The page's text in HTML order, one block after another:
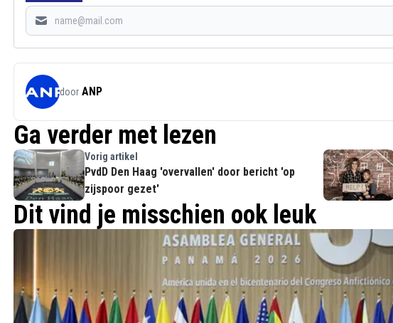
door ANP
Ga verder met lezen
Vorig artikel
PvdD Den Haag 'overvallen' door bericht 'op
zijspoor gezet'
Dit vind je misschien ook leuk